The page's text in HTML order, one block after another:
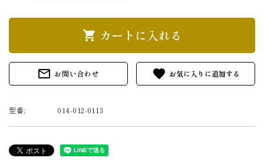
shopping_cart カートに入れる
mail_outline お問い合わせ favorite
型番: 014-012-0113